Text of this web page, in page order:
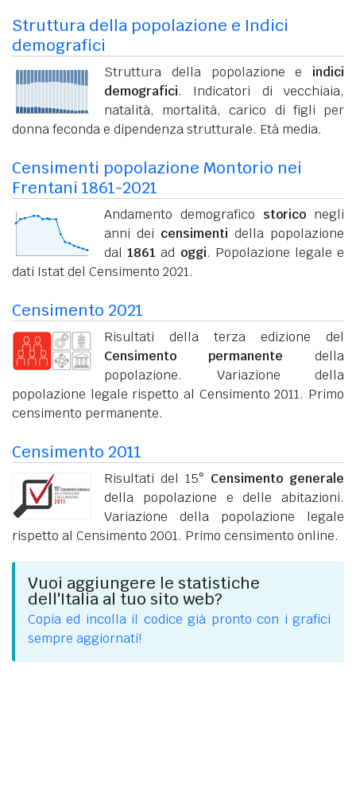
Struttura della popolazione e Indici
demografici
Struttura della popolazione e indici
demografici. Indicatori di vecchiaia,
natalità, mortalità, carico di figli per
donna feconda e dipendenza strutturale. Età media.
Censimenti popolazione Montorio nei
Frentani 1861-2021
Andamento demografico storico negli
anni dei censimenti della popolazione
dal1861 ad oggi. Popolazione legale e
dati Istat del Censimento 2021.
Censimento 2021
Risultati della terza edizione del
Censimento permanente della
popolazione. Variazione della
popolazione legale rispetto al Censimento 2011. Primo
censimento permanente.
Censimento 2011
Risultati del 15° Censimento generale
della popolazione e delle abitazioni.
Variazione della popolazione legale
rispetto al Censimento 2001. Primo censimento online.
Vuoi aggiungere le statistiche
dell'Italia al tuo sito web?
Copia ed incolla il codice già pronto con i grafici
sempre aggiornati!